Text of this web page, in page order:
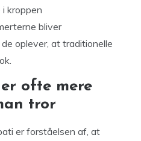
kroppen
bliver
oplever, at traditionelle
ofte mere
tror
er forståelsen af, at